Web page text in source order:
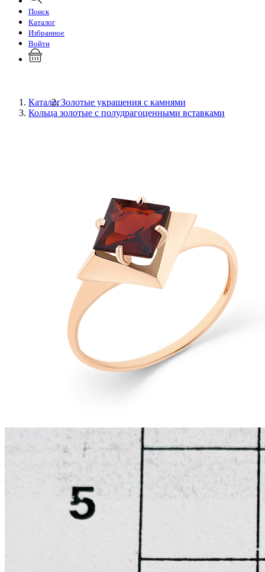
Поиск
Каталог
Избранное
Войти
КаталогЗолотые украшения с камнями
Кольца золотые с полудрагоценными вставками